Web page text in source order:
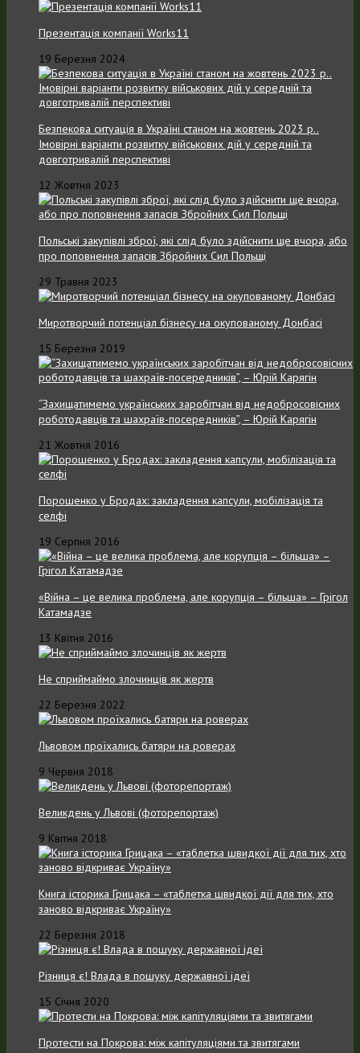
Презентація компанії Works11
19 Березня 2024
Безпекова ситуація в Україні станом на жовтень 2023 р..
Імовірні варіанти розвитку військових дій у середній та
довготривалій перспективі
12 Жовтня 2023
Польські закупівлі зброї, які слід було здійснити ще вчора, або
про поповнення запасів Збройних Cил Польщі
29 Травня 2023
Миротворчий потенціал бізнесу на окупованому Донбасі
15 Березня 2019
“Захищатимемо українських заробітчан від недобросовісних
роботодавців та шахраїв-посередників”, – Юрій Карягін
21 Жовтня 2016
Порошенко у Бродах: закладення капсули, мобілізація та
селфі
19 Серпня 2016
«Війна – це велика проблема, але корупція – більша» – Грігол
Катамадзе
13 Квітня 2016
Не сприймаймо злочинців як жертв
22 Березня 2022
Львовом проїхались батяри на роверах
9 Червня 2018
Великдень у Львові (фоторепортаж)
9 Квітня 2018
Книга історика Грицака – «таблетка швидкої дії для тих, хто
заново відкриває Україну»
22 Березня 2018
Різниця є! Влада в пошуку державної ідеї
15 Січня 2020
Протести на Покрова: між капітуляціями та звитягами